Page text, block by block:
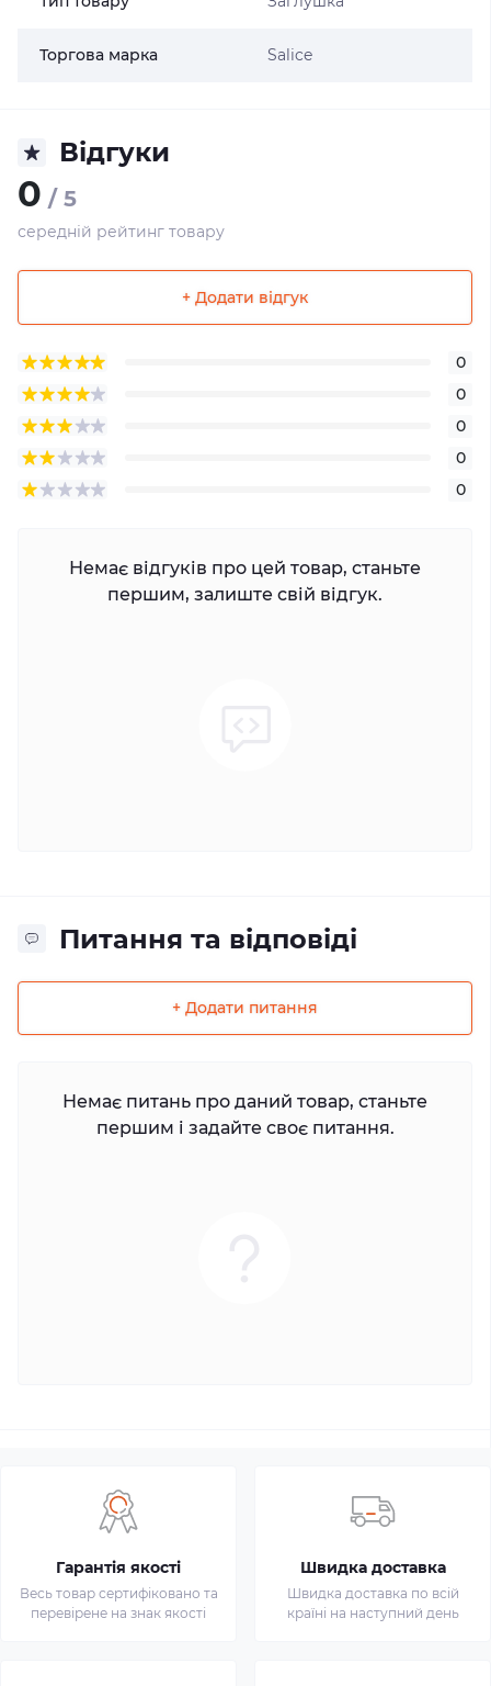
Торгова марка Salice
Відгуки
0 / 5
середній рейтинг товару
+ Додати відгук
0
0
0
0
0
Немає відгуків про цей товар, станьте
першим, залиште свій відгук.
Питання та відповіді
+ Додати питання
Немає питань про даний товар, станьте
першим і задайте своє питання.
Гарантія якості
Весь товар сертифіковано та
перевірене на знак якості
Швидка доставка
Швидка доставка по всій
країні на наступний день